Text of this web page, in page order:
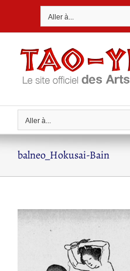
Aller à...
Aller à...
balneo_Hokusai-Bain